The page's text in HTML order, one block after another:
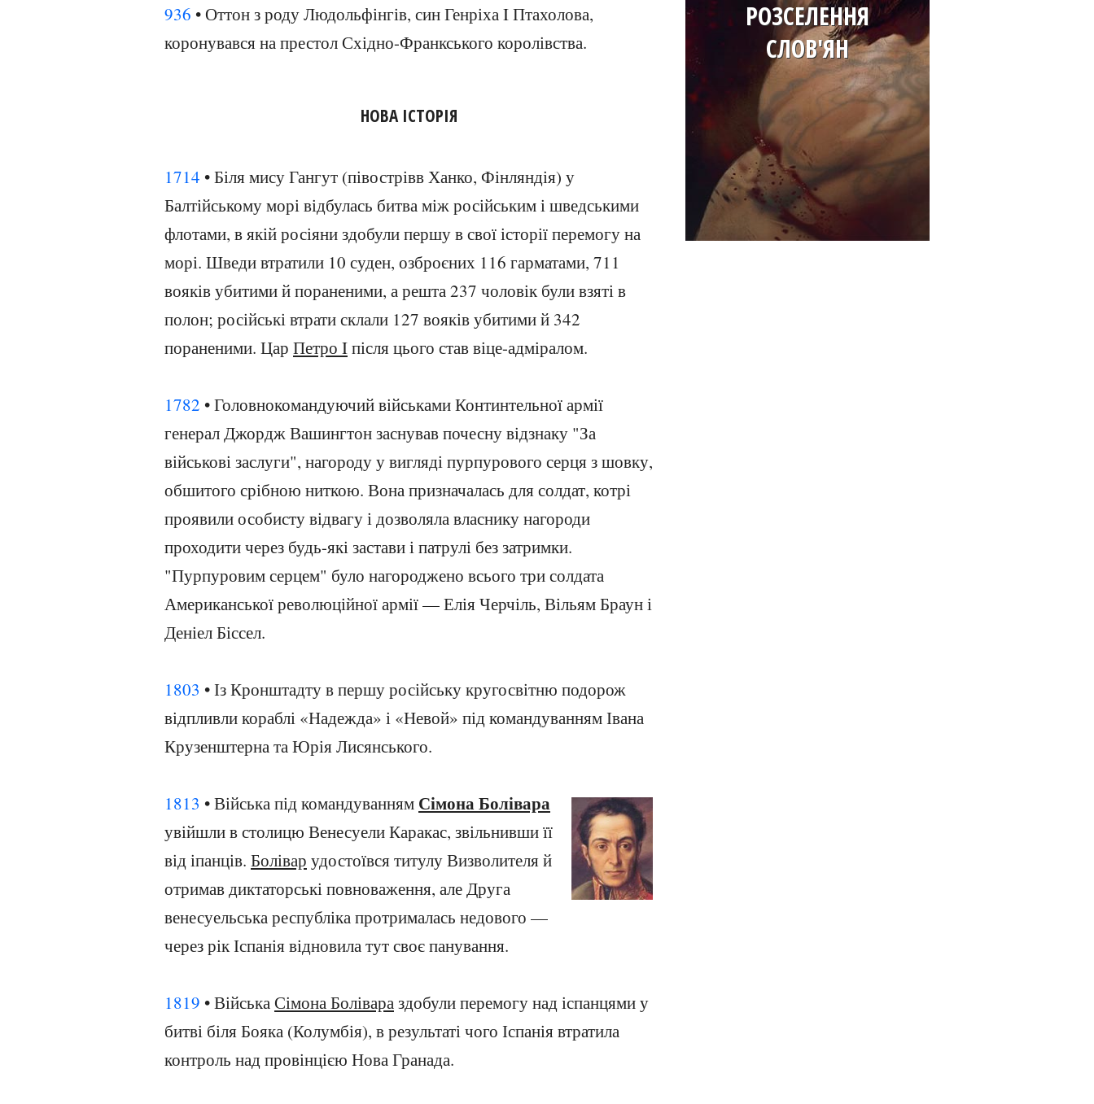
936 • Оттон з роду Людольфінгів, син Генріха I Птахолова,
коронувався на престол Східно-Франкського королівства.
НОВА ІСТОРІЯ
1714 • Біля мису Гангут (півострівв Ханко, Фінляндія) у
Балтійському морі відбулась битва між російським і шведськими
флотами, в якій росіяни здобули першу в свої історії перемогу на
морі. Шведи втратили 10 суден, озброєних 116 гарматами, 711
вояків убитими й пораненими, а решта 237 чоловік були взяті в
полон; російські втрати склали 127 вояків убитими й 342
пораненими. Цар Петро Iпісля цього став віце-адміралом.
1782 • Головнокомандуючий військами Континтельної армії
генерал Джордж Вашингтон заснував почесну відзнаку "За
військові заслуги", нагороду у вигляді пурпурового серця з шовку,
обшитого срібною ниткою. Вона призначалась для солдат, котрі
проявили особисту відвагу і дозволяла власнику нагороди
проходити через будь-які застави і патрулі без затримки.
"Пурпуровим серцем" було нагороджено всього три солдата
Американської революційної армії — Елія Черчіль, Вільям Браун і
Деніел Біссел.
1803 • Із Кронштадту в першу російську кругосвітню подорож
відпливли кораблі «Надежда» і «Невой» під командуванням Івана
Крузенштерна та Юрія Лисянського.
1813 • Війська під командуванням Сімона Болівара
увійшли в столицю Венесуели Каракас, звільнивши її
від іпанців. Болівар удостоївся титулу Визволителя й
отримав диктаторські повноваження, але Друга
венесуельська республіка протрималась недового —
через рік Іспанія відновила тут своє панування.
1819 • ВійськаСімона Болівараздобули перемогу над іспанцями у
битві біля Бояка (Колумбія), в результаті чого Іспанія втратила
контроль над провінцією Нова Гранада.
РОЗСЕЛЕННЯ
СЛОВ'ЯН